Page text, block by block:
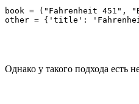
book = ("Fahrenheit 451",
other = {'title':
Однако у такого подхода есть